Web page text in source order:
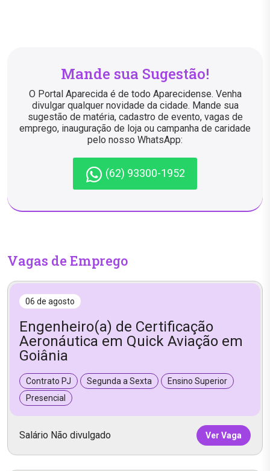
Mande sua Sugestão!
O Portal Aparecida é de todo Aparecidense. Venha
divulgar qualquer novidade da cidade. Mande sua
sugestão de matéria, cadastro de evento, vagas de
emprego, inauguração de loja ou campanha de caridade
pelo nosso WhatsApp:
(62) 93300-1952
Vagas de Emprego
06 de agosto
Engenheiro(a) de Certificação
Aeronáutica em Quick Aviação em
Goiânia
Contrato PJ Segunda a Sexta
Ensino Superior
Presencial
Salário Não divulgado Ver Vaga